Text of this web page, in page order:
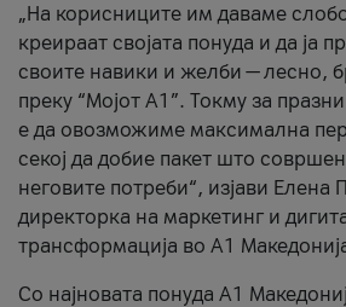
„На корисниците им даваме
креираат својата понуда и да ја
своите навики и желби — лесно,
преку “Мојот А1”. Токму за
е да овозможиме максимална
секој да добие пакет што
неговите потреби“, изјави Елена
директорка на маркетинг и
трансформација во А1
Со најновата понуда А1